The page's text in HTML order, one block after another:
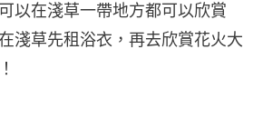
以在淺草一帶地方都可以欣賞
淺草先租浴衣，再去欣賞花火大